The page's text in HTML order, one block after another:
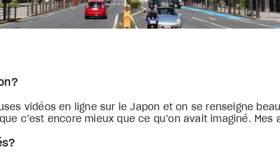
vidéos en ligne sur le Japon et on se renseigne
c’est encore mieux que ce qu’on avait imaginé.